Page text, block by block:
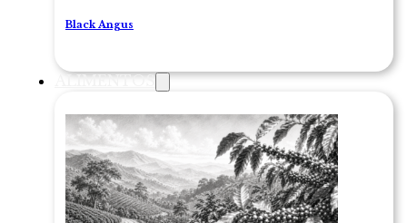
Black Angus
ALIMENTOS